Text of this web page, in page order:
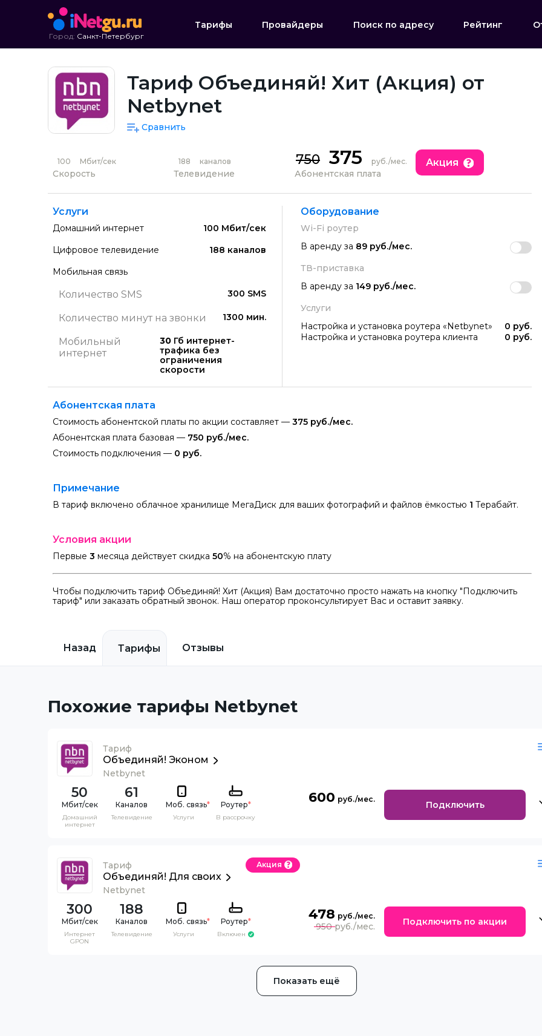
Город: Санкт-Петербург
Тарифы Провайдеры Поиск по адресу Рейтинг
Тариф Объединяй! Хит (Акция) от
Netbynet
Сравнить
100 Мбит/сек
Скорость
188 каналов
Телевидение
750 375 руб./мес.
Абонентская плата
Акция
Услуги
Домашний интернет
100 Мбит/сек
Цифровое телевидение
188 каналов
Мобильная связь
Количество SMS 300 SMS
Количество минут на звонки 1300 мин.
Мобильный
интернет
30Гб интернет-
трафика без
ограничения
скорости
Оборудование
Wi-Fi роутер
В аренду за 89 руб./мес.
ТВ-приставка
В аренду за 149 руб./мес.
Услуги
Настройка и установка роутера «Netbynet»
0 руб.
Настройка и установка роутера клиента
0 руб.
Абонентская плата
Стоимость абонентской платы по акции составляет — 375 руб./мес.
Абонентская плата базовая — 750 руб./мес.
Стоимость подключения — 0 руб.
Примечание
В тариф включено облачное хранилище МегаДиск для ваших фотографий и файлов ёмкостью 1 Терабайт.
Условия акции
Первые 3 месяца действует скидка 50% на абонентскую плату
Чтобы подключить тариф Объединяй! Хит (Акция) Вам достаточно просто нажать на кнопку "Подключить
тариф" или заказать обратный звонок. Наш оператор проконсультирует Вас и оставит заявку.
Назад Тарифы Отзывы
Похожие тарифы Netbynet
Тариф
Объединяй! Эконом
Netbynet
50
Домашний
интернет
61
Каналов
Телевидение
Моб. связь*
Услуги
Роутер*
В рассрочку
600 Подключить
Тариф
Объединяй! Для своих
Netbynet
Акция
300
Интернет
GPON
188
Каналов
Телевидение
Моб. связь*
Услуги
Роутер*
Включен
478
950 Подключить по акции
Показать ещё